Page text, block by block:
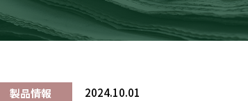
製品情報 2024.10.01